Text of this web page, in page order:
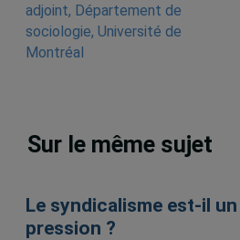
adjoint, Département de
sociologie, Université de
Montréal
Sur le même sujet
Le syndicalisme est-il
pression ?